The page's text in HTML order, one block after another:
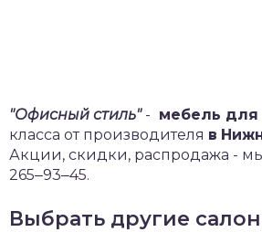
"Офисный стиль"- мебель для
класса от производителя в
Акции, скидки, распродажа - мы
265‒93‒45.
Выбрать другие